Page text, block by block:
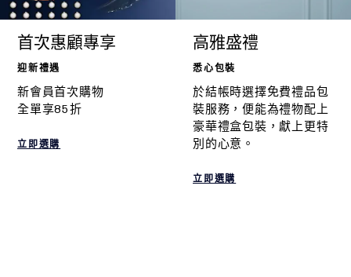
首次惠顧專享
迎新禮遇
新會員首次購物
全單享85折
立即選購
高雅盛禮
悉心包裝
於結帳時選擇免費禮品包
裝服務，便能為禮物配上
豪華禮盒包裝，獻上更特
別的心意。
立即選購